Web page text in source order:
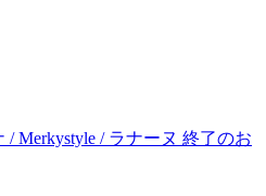
/ Merkystyle / ラナーヌ 終了のお